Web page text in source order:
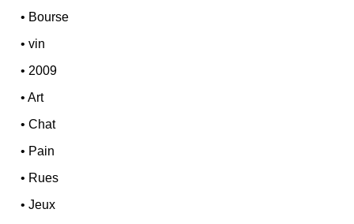
• Bourse
•vin
•2009
•Art
•Chat
• Pain
• Rues
•Jeux